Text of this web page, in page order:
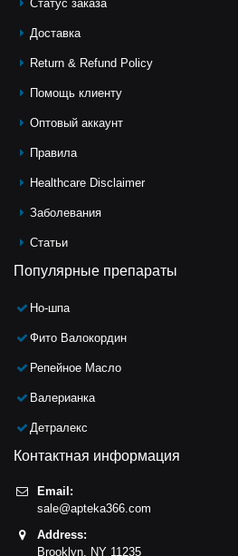
Статус заказа
Доставка
Return & Refund Policy
Помощь клиeнту
Оптовый аккаунт
Правила
Healthcare Disclaimer
Заболевания
Статьи
Популярные препараты
Но-шпа
Фито Валокордин
Репейное Масло
Валерианка
Детралекс
Контактная информация
Email:
sale@apteka366.com
Address:
Brooklyn, NY 11235